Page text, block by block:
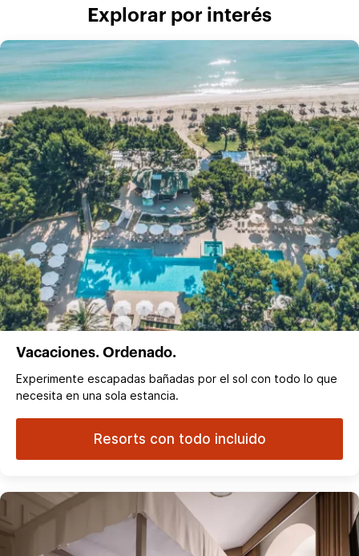
Explorar por interés
Vacaciones. Ordenado.
Experimente escapadas bañadas por el sol con todo lo que
necesita en una sola estancia.
Resorts con todo incluido